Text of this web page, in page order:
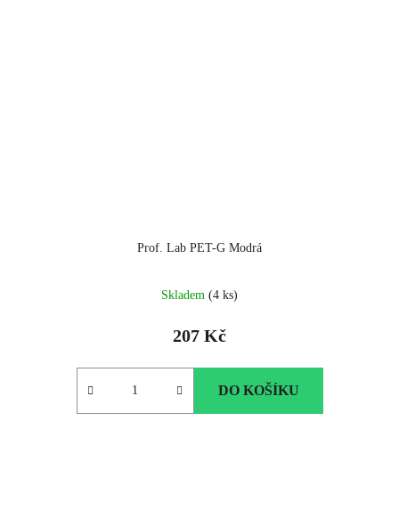
Prof. Lab PET-G Modrá
Skladem (4 ks)
207 Kč
DO KOŠÍKU